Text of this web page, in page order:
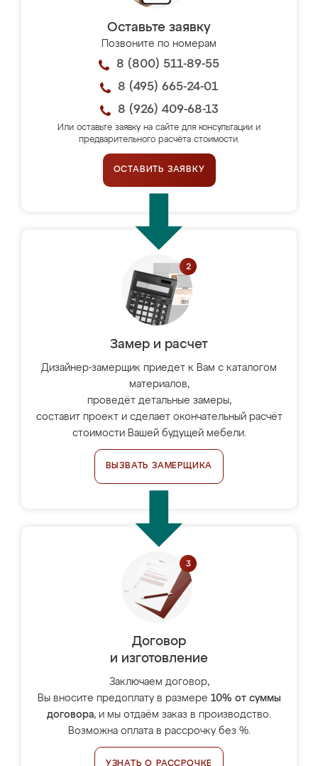
Оставьте заявку
Позвоните по номерам
8 (800) 511-89-55
8 (495) 665-24-01
8 (926) 409-68-13
Или оставьте заявку на сайте для консультации и
предварительного расчёта стоимости.
ОСТАВИТЬ ЗАЯВКУ
Замер и расчет
Дизайнер-замерщик приедет к Вам с каталогом
материалов,
проведёт детальные замеры,
составит проект и сделает окончательный расчёт
стоимости Вашей будущей мебели.
ВЫЗВАТЬ ЗАМЕРЩИКА
Договор
и изготовление
Заключаем договор,
Вы вносите предоплату в размере 10% от суммы
договора, и мы отдаём заказ в производство.
Возможна оплата в рассрочку без %.
УЗНАТЬ О РАССРОЧКЕ